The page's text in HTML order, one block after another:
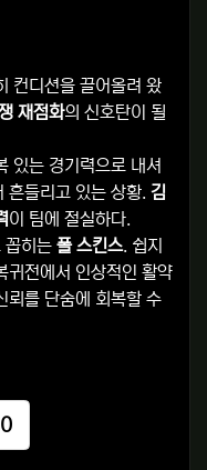
컨디션을 끌어올려 왔
재점화의 신호탄이 될
있는 경기력으로 내셔
흔들리고 있는 상황. 김
이 팀에 절실하다.
꼽히는 폴 스킨스. 쉽지
귀전에서 인상적인 활약
뢰를 단숨에 회복할 수
0
추천